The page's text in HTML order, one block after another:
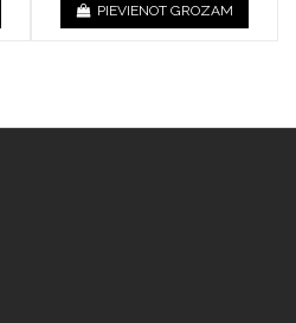
PIEVIENOT GROZAM